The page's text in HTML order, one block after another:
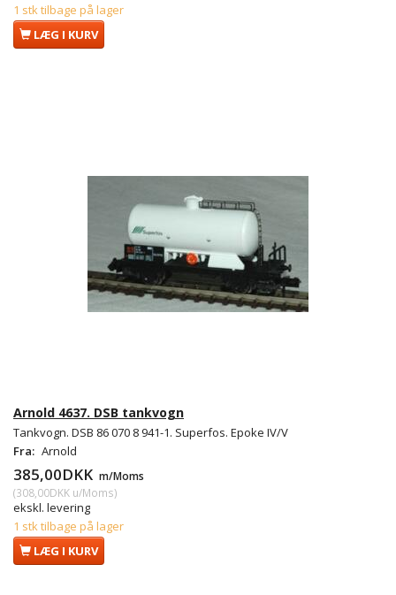
1 stk tilbage på lager
LÆG I KURV
Arnold 4637. DSB tankvogn
Tankvogn. DSB 86 070 8 941-1. Superfos. Epoke IV/V
Fra: Arnold
385,00DKK m/Moms
(308,00DKK u/Moms)
ekskl. levering
1 stk tilbage på lager
LÆG I KURV